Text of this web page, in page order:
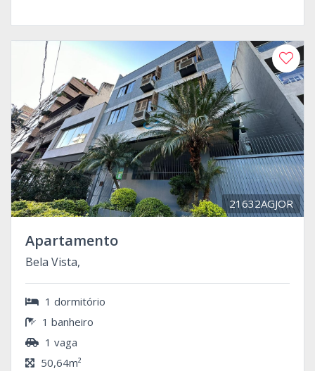
21632AGJOR
Apartamento
Bela Vista,
1 dormitório
1 banheiro
1 vaga
50,64m²